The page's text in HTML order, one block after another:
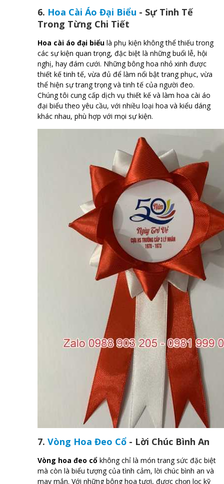
6. Hoa Cài Áo Đại Biểu - Sự Tinh Tế
Trong Từng Chi Tiết
Hoa cài áo đại biểu là phụ kiện không thể thiếu trong
các sự kiện quan trọng, đặc biệt là những buổi lễ, hội
nghị, hay đám cưới. Những bông hoa nhỏ xinh được
thiết kế tinh tế, vừa đủ để làm nổi bật trang phục, vừa
thể hiện sự trang trọng và tinh tế của người đeo.
Chúng tôi cung cấp dịch vụ thiết kế và làm hoa cài áo
đại biểu theo yêu cầu, với nhiều loại hoa và kiểu dáng
khác nhau, phù hợp với mọi sự kiện.
7. Vòng Hoa Đeo Cổ - Lời Chúc Bình An
Vòng hoa đeo cổ không chỉ là món trang sức đặc biệt
mà còn là biểu tượng của tình cảm, lời chúc bình an và
may mắn. Với những bông hoa tươi, được chọn lọc kỹ